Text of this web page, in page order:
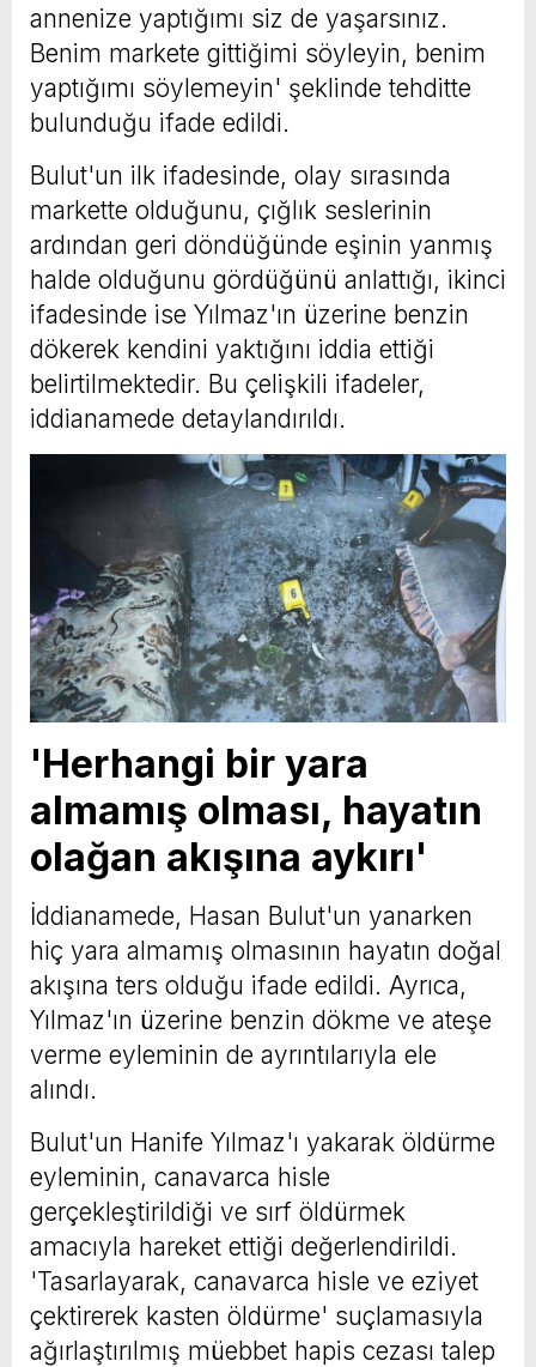
annenize yaptığımı siz de yaşarsınız.
Benim markete gittiğimi söyleyin, benim
yaptığımı söylemeyin' şeklinde tehditte
bulunduğu ifade edildi.
Bulut'un ilk ifadesinde, olay sırasında
markette olduğunu, çığlık seslerinin
ardından geri döndüğünde eşinin yanmış
halde olduğunu gördüğünü anlattığı, ikinci
ifadesinde ise Yılmaz'ın üzerine benzin
dökerek kendini yaktığını iddia ettiği
belirtilmektedir. Bu çelişkili ifadeler,
iddianamede detaylandırıldı.
'Herhangi bir yara
almamış olması, hayatın
olağan akışına aykırı'
İddianamede, Hasan Bulut'un yanarken
hiç yara almamış olmasının hayatın doğal
akışına ters olduğu ifade edildi. Ayrıca,
Yılmaz'ın üzerine benzin dökme ve ateşe
verme eyleminin de ayrıntılarıyla ele
alındı.
Bulut'un Hanife Yılmaz'ı yakarak öldürme
eyleminin, canavarca hisle
gerçekleştirildiği ve sırf öldürmek
amacıyla hareket ettiği değerlendirildi.
'Tasarlayarak, canavarca hisle ve eziyet
çektirerek kasten öldürme' suçlamasıyla
ağırlaştırılmış müebbet hapis cezası talep